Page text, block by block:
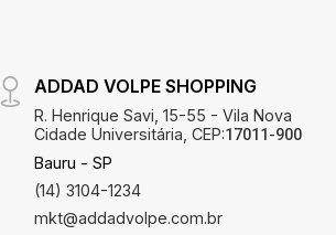
ADDAD VOLPE SHOPPING
R. Henrique Savi, 15-55 - Vila Nova
Cidade Universitária, CEP:17011-900
Bauru - SP
(14) 3104-1234
mkt@addadvolpe.com.br